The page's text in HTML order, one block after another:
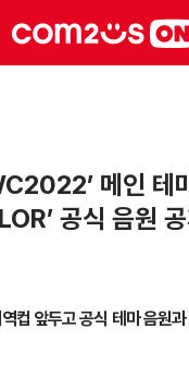
메인 테
공식 음원 공
컵 앞두고 공식 테마 음원